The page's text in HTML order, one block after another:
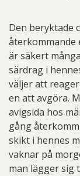
Den beryktade
återkommande
är säkert
särdrag i
väljer att
en att avgöra.
avigsida hos
gång
skikt i hennes
vaknar på
man lägger sig